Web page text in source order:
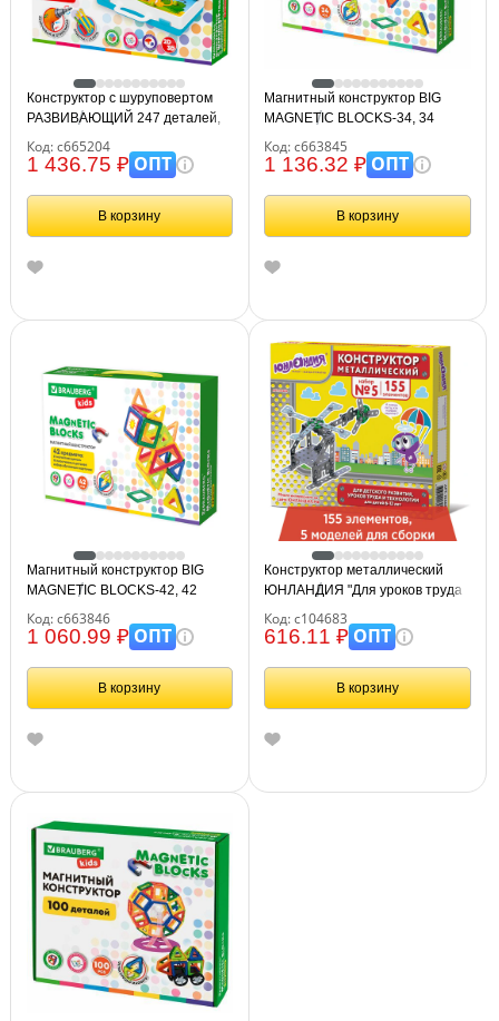
Конструктор с шуруповертом
РАЗВИВАЮЩИЙ 247 деталей,
Код: с665204
1 436.75 ₽ОПТ
В корзину
Магнитный конструктор BIG
MAGNETIC BLOCKS-34, 34
BRAUBERG KIDS, 663845
Код: с663845
1 136.32 ₽ОПТ
В корзину
Магнитный конструктор BIG
MAGNETIC BLOCKS-42, 42
663846
Код: с663846
1 060.99 ₽ОПТ
В корзину
Конструктор металлический
ЮНЛАНДИЯ "Для уроков труда
элементов, 104683
Код: с104683
616.11 ₽ОПТ
В корзину